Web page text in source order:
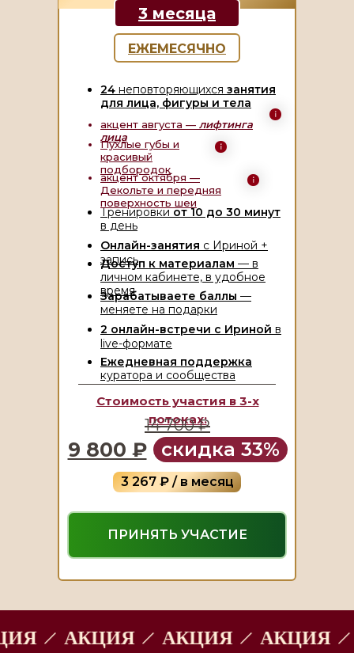
3 месяца
ЕЖЕМЕСЯЧНО
Ежедневная поддержка
куратора и сообщества
2 онлайн-встречи с Ириной в
live-формате
Зарабатываете баллы —
меняете на подарки
Доступ к материалам — в
личном кабинете, в удобное
время
Онлайн-занятия с Ириной +
запись
Тренировкиот 10 до 30 минут
в день
24 неповторяющихся занятия
для лица, фигуры и тела
Стоимость участия в 3-х
потоках:
14 700 ₽
ПРИНЯТЬ УЧАСТИЕ
Пухлые губы и
красивый
подбородок
акцент августа — лифтинга
лица
3 267 ₽ / в месяц
скидка 33%
9 800 ₽
акцент октября —
Декольте и передняя
поверхность шеи
АКЦИЯ АКЦИЯ АКЦИЯ